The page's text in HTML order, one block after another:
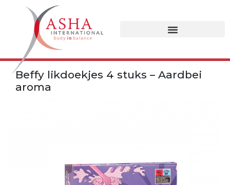
Beffy likdoekjes 4 stuks – Aardbei
aroma